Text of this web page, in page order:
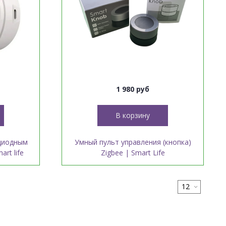
life
1 980 руб
В корзину
Умный пульт управления (кнопка)
Zigbee | Smart Life